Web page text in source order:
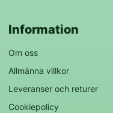
Information
Om oss
Allmänna villkor
Leveranser och returer
Cookiepolicy